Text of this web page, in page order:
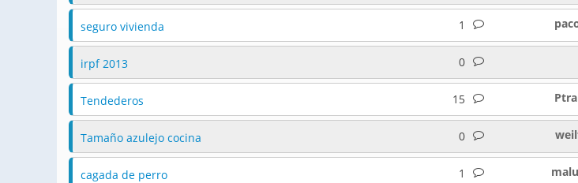
seguro vivienda 1
irpf 2013 0
Tendederos 15
Tamaño azulejo cocina 0
cagada de perro 1